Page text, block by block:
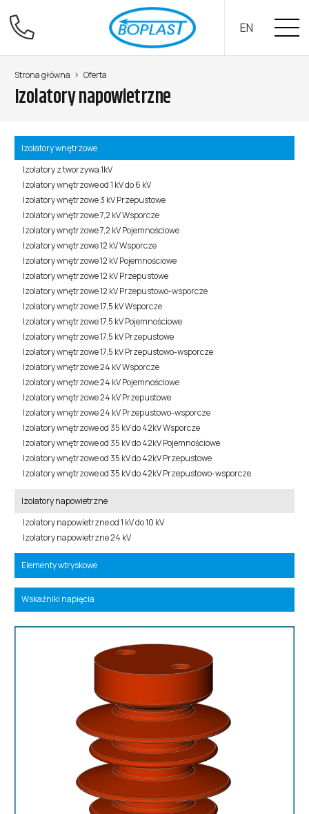
EN
Strona główna Oferta
Izolatory napowietrzne
Izolatory wnętrzowe
Izolatory z tworzywa 1kV
Izolatory wnętrzowe od 1 kV do 6 kV
Izolatory wnętrzowe 3 kV Przepustowe
Izolatory wnętrzowe 7,2 kV Wsporcze
Izolatory wnętrzowe 7,2 kV Pojemnościowe
Izolatory wnętrzowe 12 kV Wsporcze
Izolatory wnętrzowe 12 kV Pojemnościowe
Izolatory wnętrzowe 12 kV Przepustowe
Izolatory wnętrzowe 12 kV Przepustowo-wsporcze
Izolatory wnętrzowe 17,5 kV Wsporcze
Izolatory wnętrzowe 17,5 kV Pojemnościowe
Izolatory wnętrzowe 17,5 kV Przepustowe
Izolatory wnętrzowe 17,5 kV Przepustowo-wsporcze
Izolatory wnętrzowe 24 kV Wsporcze
Izolatory wnętrzowe 24 kV Pojemnościowe
Izolatory wnętrzowe 24 kV Przepustowe
Izolatory wnętrzowe 24 kV Przepustowo-wsporcze
Izolatory wnętrzowe od 35 kV do 42kV Wsporcze
Izolatory wnętrzowe od 35 kV do 42kV Pojemnościowe
Izolatory wnętrzowe od 35 kV do 42kV Przepustowe
Izolatory wnętrzowe od 35 kV do 42kV Przepustowo-wsporcze
Izolatory napowietrzne
Izolatory napowietrzne od 1 kV do 10 kV
Izolatory napowietrzne 24 kV
Elementy wtryskowe
Wskaźniki napięcia